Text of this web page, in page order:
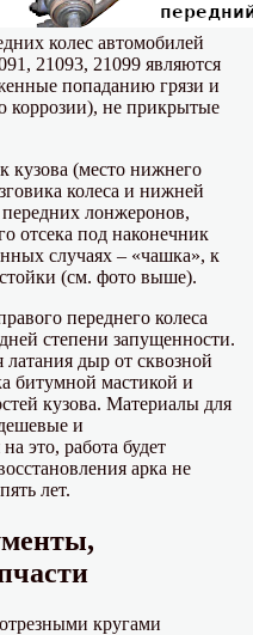
колес автомобилей
21093, 21099 являются
попаданию грязи и
коррозии), не прикрытые
кузова (место нижнего
колеса и нижней
лонжеронов,
отсека под наконечник
случаях – «чашка», к
(см. фото выше).
переднего колеса
степени запущенности.
дыр от сквозной
битумной мастикой и
кузова. Материалы для
и
это, работа будет
арка не
лет.
кругами